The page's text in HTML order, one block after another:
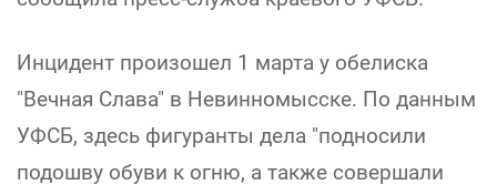
Инцидент произошел 1 марта у обелиска
"Вечная Слава" в Невинномысске. По данным
УФСБ, здесь фигуранты дела "подносили
подошву обуви к огню, а также совершали